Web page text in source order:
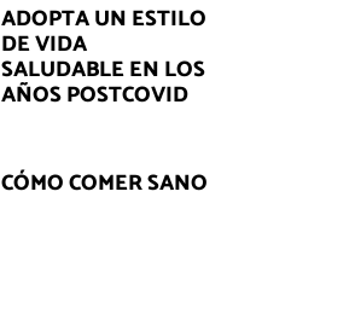
ADOPTA UN ESTILO
DE VIDA
SALUDABLE EN LOS
AÑOS POSTCOVID
CÓMO COMER SANO